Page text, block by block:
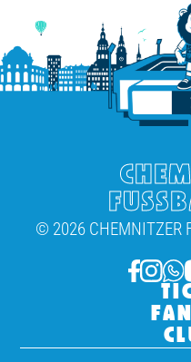
© 2026 CHEMNITZER